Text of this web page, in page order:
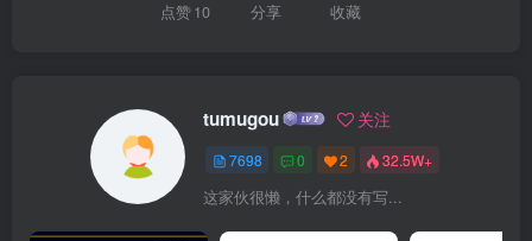
点赞10 分享 收藏
tumugou 关注
7698 0 2 32.5W+
这家伙很懒，什么都没有写...